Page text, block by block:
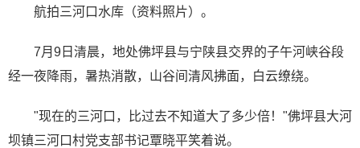
航拍三河口水库（资料照片）。
7月9日清晨，地处佛坪县与宁陕县交界的子午河峡谷段
经一夜降雨，暑热消散，山谷间清风拂面，白云缭绕。
"现在的三河口，比过去不知道大了多少倍！"佛坪县大河
坝镇三河口村党支部书记覃晓平笑着说。